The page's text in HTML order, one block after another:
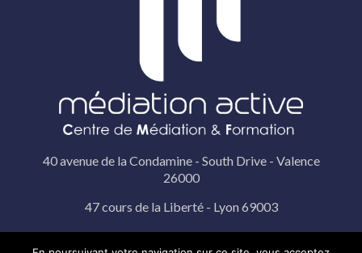
40 avenue de la Condamine - South Drive - Valence
26000
47 cours de la Liberté - Lyon 69003
19 rue Pérignon - Paris 75015